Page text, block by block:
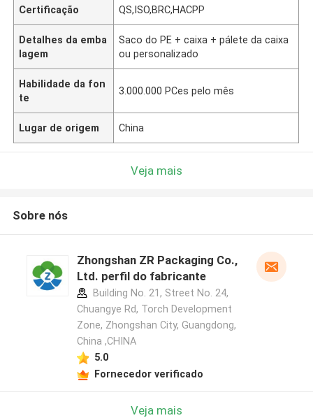
Certificação QS,ISO,BRC,HACPP
Detalhes da emba
lagem
Saco do PE + caixa + pálete da caixa
ou personalizado
Habilidade da fon
te
3.000.000 PCes pelo mês
Lugar de origem China
Veja mais
Sobre nós
Zhongshan ZR Packaging Co.,
Ltd. perfil do fabricante
Building No. 21, Street No. 24,
Chuangye Rd, Torch Development
Zone, Zhongshan City, Guangdong,
China ,CHINA
5.0
Fornecedor verificado
Veja mais